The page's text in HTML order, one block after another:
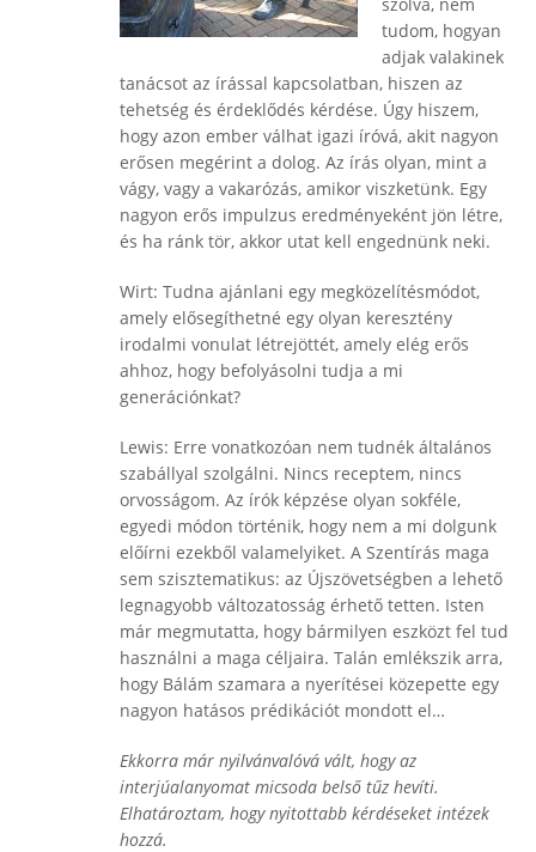
tudom, hogyan
adjak valakinek
tanácsot az írással kapcsolatban, hiszen az
tehetség és érdeklődés kérdése. Úgy hiszem,
hogy azon ember válhat igazi íróvá, akit nagyon
erősen megérint a dolog. Az írás olyan, mint a
vágy, vagy a vakarózás, amikor viszketünk. Egy
nagyon erős impulzus eredményeként jön létre,
és ha ránk tör, akkor utat kell engednünk neki.
Wirt: Tudna ajánlani egy megközelítésmódot,
amely elősegíthetné egy olyan keresztény
irodalmi vonulat létrejöttét, amely elég erős
ahhoz, hogy befolyásolni tudja a mi
generációnkat?
Lewis: Erre vonatkozóan nem tudnék általános
szabállyal szolgálni. Nincs receptem, nincs
orvosságom. Az írók képzése olyan sokféle,
egyedi módon történik, hogy nem a mi dolgunk
előírni ezekből valamelyiket. A Szentírás maga
sem szisztematikus: az Újszövetségben a lehető
legnagyobb változatosság érhető tetten. Isten
már megmutatta, hogy bármilyen eszközt fel tud
használni a maga céljaira. Talán emlékszik arra,
hogy Bálám szamara a nyerítései közepette egy
nagyon hatásos prédikációt mondott el…
Ekkorra már nyilvánvalóvá vált, hogy az
interjúalanyomat micsoda belső tűz hevíti.
Elhatároztam, hogy nyitottabb kérdéseket intézek
hozzá.